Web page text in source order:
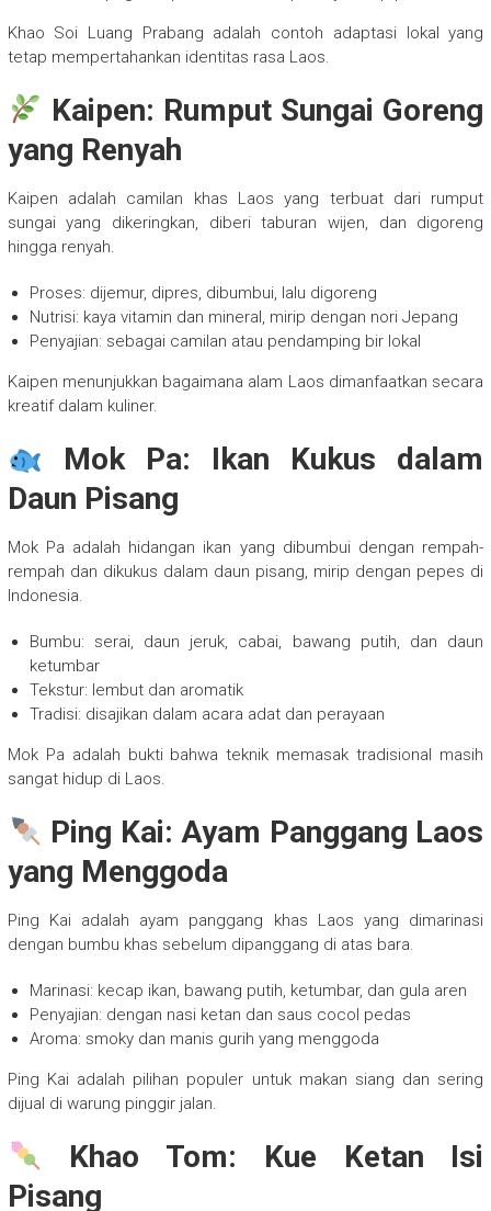
Khao Soi Luang Prabang adalah contoh adaptasi lokal yang
tetap mempertahankan identitas rasa Laos.
Kaipen: Rumput Sungai Goreng
yang Renyah
Kaipen adalah camilan khas Laos yang terbuat dari rumput
sungai yang dikeringkan, diberi taburan wijen, dan digoreng
hingga renyah.
Proses: dijemur, dipres, dibumbui, lalu digoreng
Nutrisi: kaya vitamin dan mineral, mirip dengan nori Jepang
Penyajian: sebagai camilan atau pendamping bir lokal
Kaipen menunjukkan bagaimana alam Laos dimanfaatkan secara
kreatif dalam kuliner.
Mok Pa: Ikan Kukus dalam
Daun Pisang
Mok Pa adalah hidangan ikan yang dibumbui dengan rempah-
rempah dan dikukus dalam daun pisang, mirip dengan pepes di
Indonesia.
Bumbu: serai, daun jeruk, cabai, bawang putih, dan daun
ketumbar
Tekstur: lembut dan aromatik
Tradisi: disajikan dalam acara adat dan perayaan
Mok Pa adalah bukti bahwa teknik memasak tradisional masih
sangat hidup di Laos.
Ping Kai: Ayam Panggang Laos
yang Menggoda
Ping Kai adalah ayam panggang khas Laos yang dimarinasi
dengan bumbu khas sebelum dipanggang di atas bara.
Marinasi: kecap ikan, bawang putih, ketumbar, dan gula aren
Penyajian: dengan nasi ketan dan saus cocol pedas
Aroma: smoky dan manis gurih yang menggoda
Ping Kai adalah pilihan populer untuk makan siang dan sering
dijual di warung pinggir jalan.
Khao Tom: Kue Ketan Isi
Pisang